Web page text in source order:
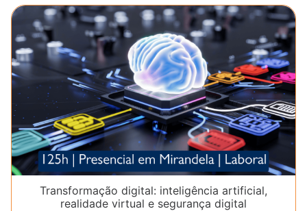
Transformação digital: inteligência artificial,
realidade virtual e segurança digital